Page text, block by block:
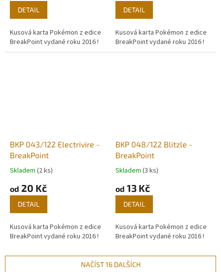
DETAIL
Kusová karta Pokémon z edice
BreakPoint vydané roku 2016 !
DETAIL
Kusová karta Pokémon z edice
BreakPoint vydané roku 2016 !
BKP 043/122 Electrivire -
BreakPoint
Skladem (2 ks)
od 20 Kč
DETAIL
Kusová karta Pokémon z edice
BreakPoint vydané roku 2016 !
BKP 048/122 Blitzle -
BreakPoint
Skladem (3 ks)
od 13 Kč
DETAIL
Kusová karta Pokémon z edice
BreakPoint vydané roku 2016 !
NAČÍST 16 DALŠÍCH